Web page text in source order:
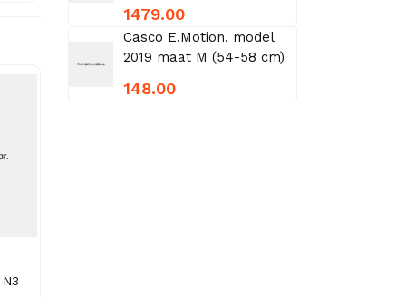
1479.00
Casco E.Motion, model
2019 maat M (54-58 cm)
148.00